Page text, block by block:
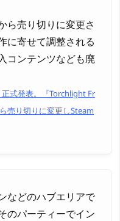
ら売り切りに変更さ
に寄せて調整される
コンテンツなども廃
式発表。『Torchlight Fr
売り切りに変更しSteam
などのハブエリアで
のパーティーでイン